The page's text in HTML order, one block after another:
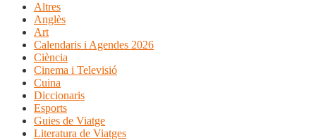
Altres
Anglès
Art
Calendaris i Agendes 2026
Ciència
Cinema i Televisió
Cuina
Diccionaris
Esports
Guies de Viatge
Literatura de Viatges